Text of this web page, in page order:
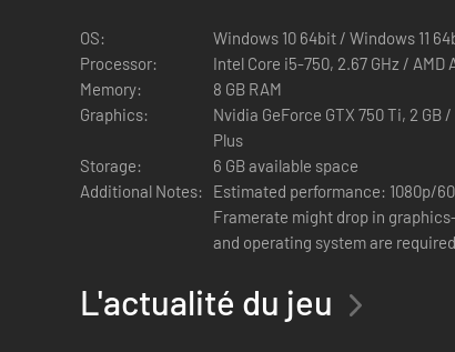
Jouez au mode Taiko seul, ou avec vos amis !
Taiko Music Pass
- Le Taiko Music Pass vous propose plus de 700
seront disponibles tous les mois !
- Certaines chansons sont aussi disponibles
*Une autre version de ce produit est disponible.
*Jusqu'à 2 joueurs peuvent jouer au Mode Taiko et
besoin d'une manette.
*Ce jeu est compatible avec le contrôleur tambour
OS:
Windows 10 64bit / Windows 11
Processor:
Intel Core i5-750, 2.67 GHz / AMD
Memory:
8 GB RAM
Graphics:
Nvidia GeForce GTX 750 Ti, 2 GB
Plus
Storage:
6 GB available space
Additional Notes:
Estimated performance: 1080p/
Framerate might drop in graphics-intensive
and operating system are
L'actualité du jeu